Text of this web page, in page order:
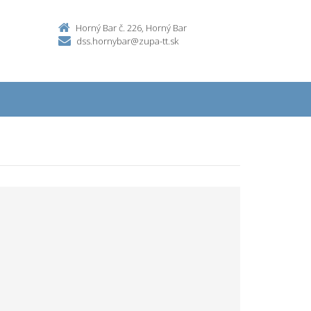
Horný Bar č. 226, Horný Bar
dss.hornybar@zupa-tt.sk